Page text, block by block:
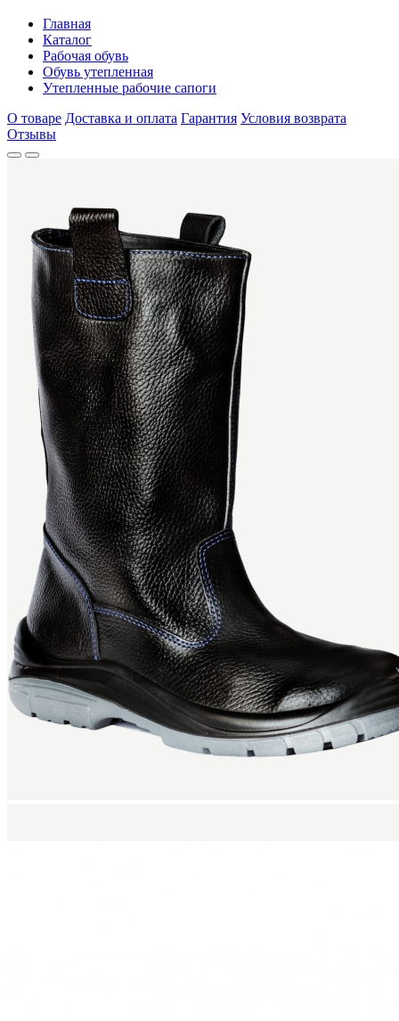
Главная
Каталог
Рабочая обувь
Обувь утепленная
Утепленные рабочие сапоги
О товаре Доставка и оплата Гарантия Условия возврата
Отзывы